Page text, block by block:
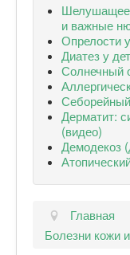
и важные
Опрелости
Диатез у
Солнечный
Дерматит:
(видео)
Демодекоз
Главная
Болезни кожи